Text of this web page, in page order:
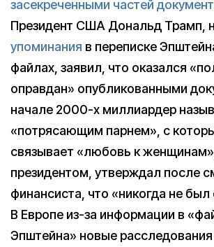
засекреченными частей
Президент США Дональд Трамп,
упоминания в переписке
файлах, заявил, что оказался
оправдан» опубликованными
начале 2000-х миллиардер
«потрясающим парнем», с
связывает «любовь к
президентом, утверждал после
финансиста, что «никогда не
В Европе из-за информации в
Эпштейна» новые